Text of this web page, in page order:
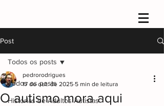
Post
Todos os posts
Histórias de Adultos Autistas
Todos os posts
O autismo mora aqui
pedrorodrigues
17 de out. de 2025 5 min de leitura